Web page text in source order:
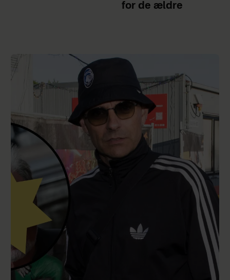
for de ældre